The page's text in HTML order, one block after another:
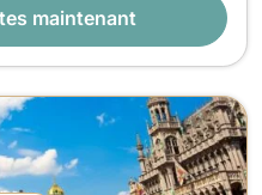
maintenant